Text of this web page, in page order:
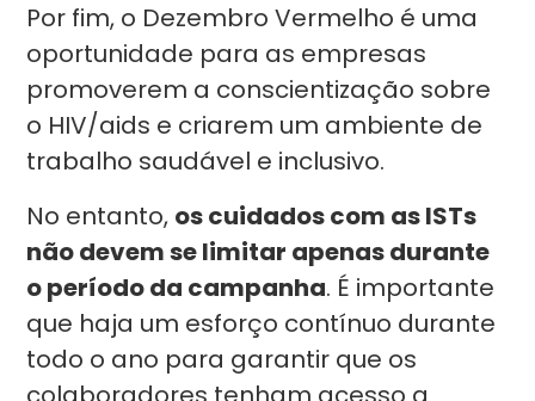
Por fim, o Dezembro Vermelho é uma
oportunidade para as empresas
promoverem a conscientização sobre
o HIV/aids e criarem um ambiente de
trabalho saudável e inclusivo.
No entanto, os cuidados com as ISTs
não devem se limitar apenas durante
o período da campanha. É importante
que haja um esforço contínuo durante
todo o ano para garantir que os